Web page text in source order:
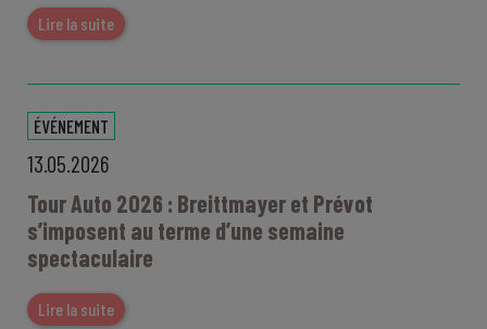
Lire la suite
ÉVÉNEMENT
13.05.2026
Tour Auto 2026 : Breittmayer et Prévot
s’imposent au terme d’une semaine
spectaculaire
Lire la suite